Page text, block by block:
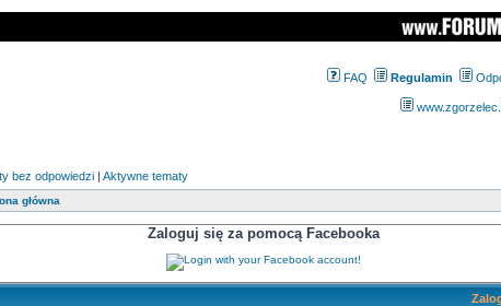
FAQ Regulamin
bez odpowiedzi | Aktywne tematy
główna
Zaloguj się za pomocą Facebooka